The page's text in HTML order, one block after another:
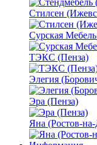
Стилсен
Сурская
ТЭКС (Пенза)
Элегия
Эра (Пенза)
Яна (Ростов-